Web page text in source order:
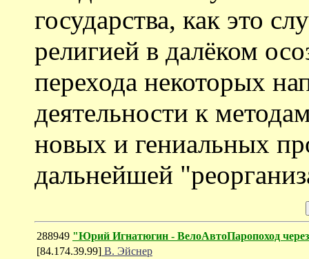
государства, как это
религией в далёком
перехода некоторых
деятельности к
новых и гениальных
дальнейшей
288949 "Юрий Игнатюгин - ВелоАвтоПаропоход
[84.174.39.99] В. Эйснер